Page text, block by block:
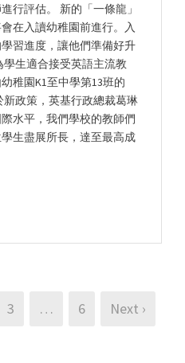
行評估。 新的「一條龍」
在入讀幼稚園前進行。入
習進度，讓他們準備好升
生適合接受英語主流教
稚園K1至中學第13班的
新政策，英基行政總裁葛琳
水平，我們學校的教師們
生盡展所長，達至最高成
3 … 6 Next ›